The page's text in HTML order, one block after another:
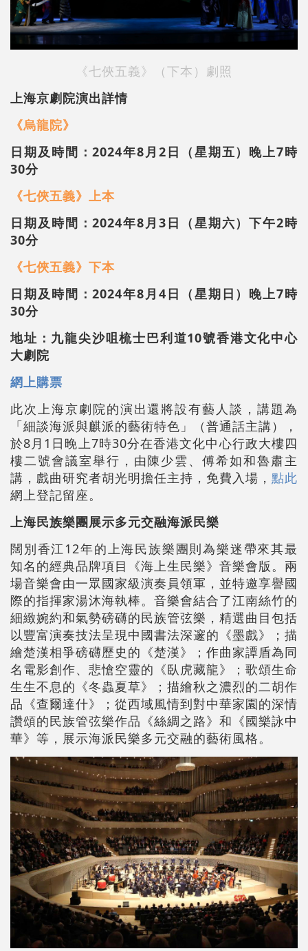
《七俠五義》（下本）劇照
上海京劇院演出詳情
《烏龍院》
日期及時間：2024年8月2日（星期五）晚上7時
30分
《七俠五義》上本
日期及時間：2024年8月3日（星期六）下午2時
30分
《七俠五義》下本
日期及時間：2024年8月4日（星期日）晚上7時
30分
地址：九龍尖沙咀梳士巴利道10號香港文化中心
大劇院
網上購票
此次上海京劇院的演出還將設有藝人談，講題為
「細談海派與麒派的藝術特色」（普通話主講），
於8月1日晚上7時30分在香港文化中心行政大樓四
樓二號會議室舉行，由陳少雲、傅希如和魯肅主
講，戲曲研究者胡光明擔任主持，免費入場， 點此
網上登記留座。
上海民族樂團展示多元交融海派民樂
闊別香江12年的上海民族樂團則為樂迷帶來其最
知名的經典品牌項目《海上生民樂》音樂會版。兩
場音樂會由一眾國家級演奏員領軍，並特邀享譽國
際的指揮家湯沐海執棒。音樂會結合了江南絲竹的
細緻婉約和氣勢磅礴的民族管弦樂，精選曲目包括
以豐富演奏技法呈現中國書法深邃的《墨戲》；描
繪楚漢相爭磅礴歷史的《楚漢》；作曲家譚盾為同
名電影創作、悲愴空靈的《臥虎藏龍》；歌頌生命
生生不息的《冬蟲夏草》；描繪秋之濃烈的二胡作
品《查爾達什》；從西域風情到對中華家園的深情
讚頌的民族管弦樂作品《絲綢之路》和《國樂詠中
華》等，展示海派民樂多元交融的藝術風格。